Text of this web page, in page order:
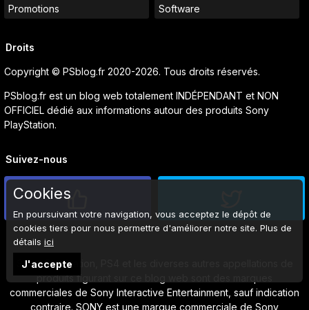
Promotions
Software
Droits
Copyright © PSblog.fr 2020-2026. Tous droits réservés.
PSblog.fr est un blog web totalement INDÉPENDANT et NON
OFFICIEL dédié aux informations autour des produits Sony
PlayStation.
Suivez-nous
Sony, PlayStation, PS4 et les diverses autres appellations de
produits figurant sur ce blog web sont des marques
commerciales de Sony Interactive Entertainment, sauf indication
contraire. SONY est une marque commerciale de Sony
Cookies
En poursuivant votre navigation, vous acceptez le dépôt de
cookies tiers pour nous permettre d'améliorer notre site. Plus de
détails ici
J'accepte